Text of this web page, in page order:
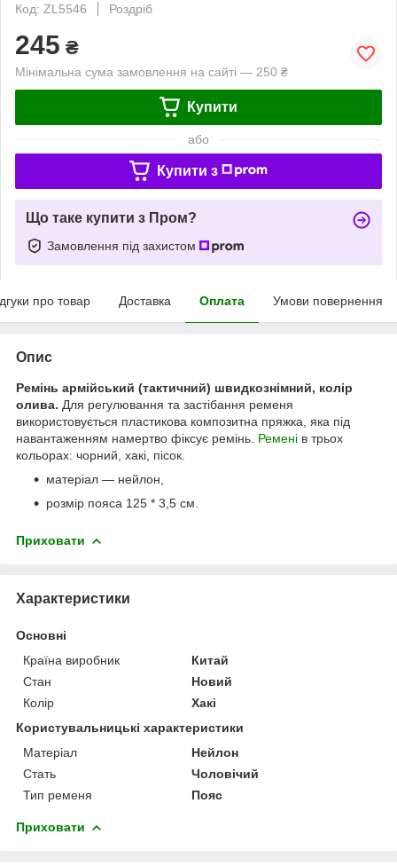
Код: ZL5546
Роздріб
245 ₴
Мінімальна сума замовлення на сайті — 250 ₴
Купити
або
Купити з
Що таке купити з Пром?
Замовлення під захистом
про товар Доставка Оплата Умови повернення
Опис
Ремінь армійський (тактичний) швидкознімний, колір
олива. Для регулювання та застібання ременя
використовується пластикова композитна пряжка, яка під
навантаженням намертво фіксує ремінь. Ремені в трьох
кольорах: чорний, хакі, пісок.
матеріал — нейлон,
розмір пояса 125 * 3,5 см.
Приховати
Характеристики
Основні
Країна виробник
Китай
Стан
Новий
Колір
Хакі
Користувальницькі характеристики
Матеріал
Нейлон
Стать
Чоловічий
Тип ременя
Пояс
Приховати